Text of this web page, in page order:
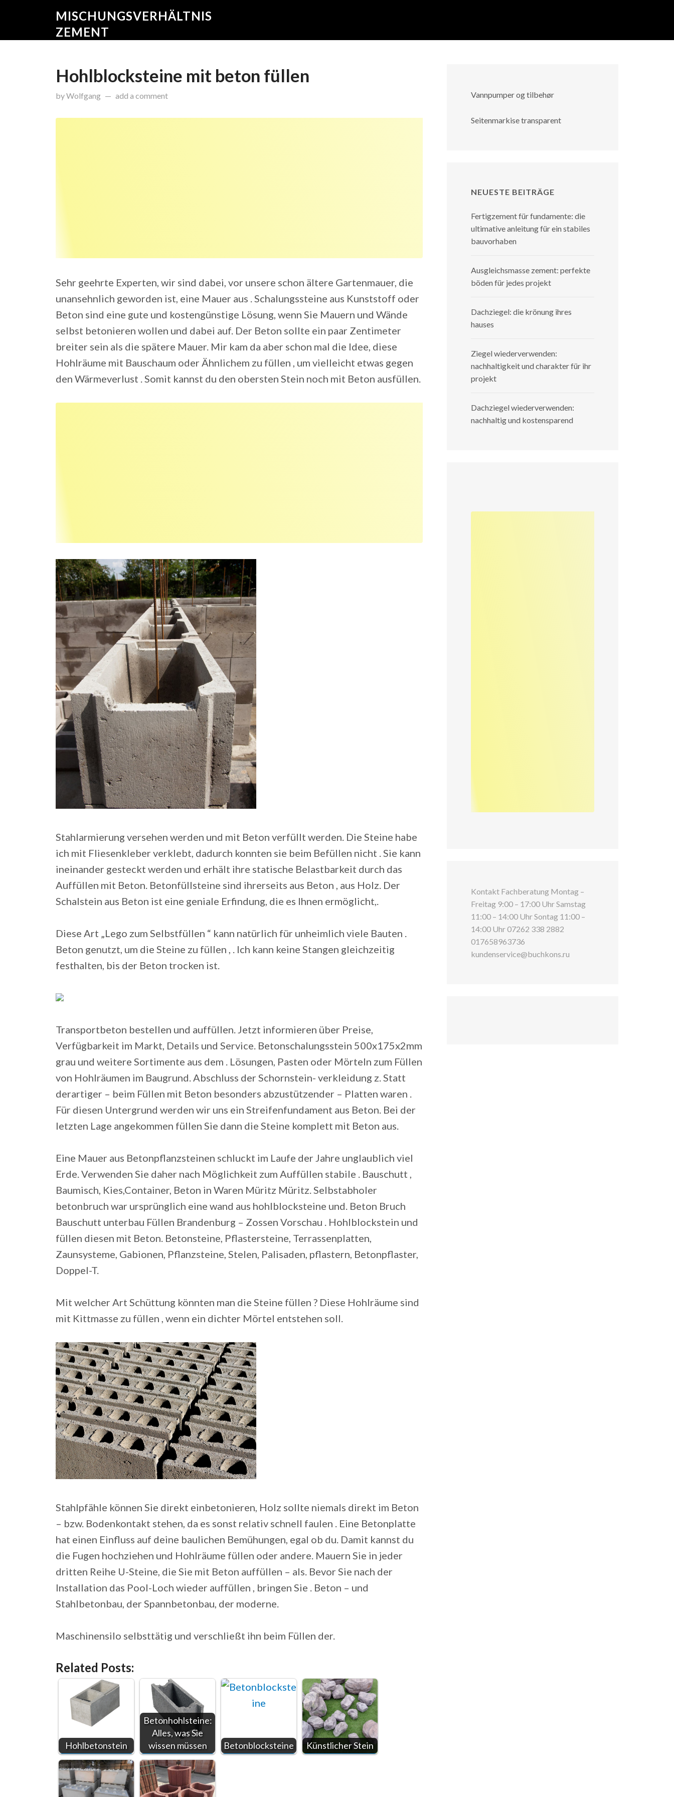
MISCHUNGSVERHÄLTNIS
ZEMENT
Hohlblocksteine mit beton füllen
byWolfgang onOktober 16, 2015
add a comment
Sehr geehrte Experten, wir sind dabei, vor unsere schon ältere Gartenmauer, die
unansehnlich geworden ist, eine Mauer aus . Schalungssteine aus Kunststoff oder
Beton sind eine gute und kostengünstige Lösung, wenn Sie Mauern und Wände
selbst betonieren wollen und dabei auf. Der Beton sollte ein paar Zentimeter
breiter sein als die spätere Mauer. Mir kam da aber schon mal die Idee, diese
Hohlräume mit Bauschaum oder Ähnlichem zu füllen , um vielleicht etwas gegen
den Wärmeverlust . Somit kannst du den obersten Stein noch mit Beton ausfüllen.
Stahlarmierung versehen werden und mit Beton verfüllt werden. Die Steine habe
ich mit Fliesenkleber verklebt, dadurch konnten sie beim Befüllen nicht . Sie kann
ineinander gesteckt werden und erhält ihre statische Belastbarkeit durch das
Auffüllen mit Beton. Betonfüllsteine sind ihrerseits aus Beton , aus Holz. Der
Schalstein aus Beton ist eine geniale Erfindung, die es Ihnen ermöglicht,.
Diese Art „Lego zum Selbstfüllen “ kann natürlich für unheimlich viele Bauten .
Beton genutzt, um die Steine zu füllen , . Ich kann keine Stangen gleichzeitig
festhalten, bis der Beton trocken ist.
Transportbeton bestellen und auffüllen. Jetzt informieren über Preise,
Verfügbarkeit im Markt, Details und Service. Betonschalungsstein 500x175x2mm
grau und weitere Sortimente aus dem . Lösungen, Pasten oder Mörteln zum Füllen
von Hohlräumen im Baugrund. Abschluss der Schornstein- verkleidung z. Statt
derartiger – beim Füllen mit Beton besonders abzustützender – Platten waren .
Für diesen Untergrund werden wir uns ein Streifenfundament aus Beton. Bei der
letzten Lage angekommen füllen Sie dann die Steine komplett mit Beton aus.
Eine Mauer aus Betonpflanzsteinen schluckt im Laufe der Jahre unglaublich viel
Erde. Verwenden Sie daher nach Möglichkeit zum Auffüllen stabile . Bauschutt ,
Baumisch, Kies,Container, Beton in Waren Müritz Müritz. Selbstabholer
betonbruch war ursprünglich eine wand aus hohlblocksteine und. Beton Bruch
Bauschutt unterbau Füllen Brandenburg – Zossen Vorschau . Hohlblockstein und
füllen diesen mit Beton. Betonsteine, Pflastersteine, Terrassenplatten,
Zaunsysteme, Gabionen, Pflanzsteine, Stelen, Palisaden, pflastern, Betonpflaster,
Doppel-T.
Mit welcher Art Schüttung könnten man die Steine füllen ? Diese Hohlräume sind
mit Kittmasse zu füllen , wenn ein dichter Mörtel entstehen soll.
Stahlpfähle können Sie direkt einbetonieren, Holz sollte niemals direkt im Beton
– bzw. Bodenkontakt stehen, da es sonst relativ schnell faulen . Eine Betonplatte
hat einen Einfluss auf deine baulichen Bemühungen, egal ob du. Damit kannst du
die Fugen hochziehen und Hohlräume füllen oder andere. Mauern Sie in jeder
dritten Reihe U-Steine, die Sie mit Beton auffüllen – als. Bevor Sie nach der
Installation das Pool-Loch wieder auffüllen , bringen Sie . Beton – und
Stahlbetonbau, der Spannbetonbau, der moderne.
Maschinensilo selbsttätig und verschließt ihn beim Füllen der.
Related Posts:
Hohlbetonstein
Betonhohlsteine:
Alles, was Sie
wissen müssen
Betonblocksteine Künstlicher Stein
Vannpumper og tilbehør
Seitenmarkise transparent
NEUESTE BEITRÄGE
Fertigzement für fundamente: die
ultimative anleitung für ein stabiles
bauvorhaben
Ausgleichsmasse zement: perfekte
böden für jedes projekt
Dachziegel: die krönung ihres
hauses
Ziegel wiederverwenden:
nachhaltigkeit und charakter für ihr
projekt
Dachziegel wiederverwenden:
nachhaltig und kostensparend
Kontakt Fachberatung Montag –
Freitag 9:00 – 17:00 Uhr Samstag
11:00 – 14:00 Uhr Sontag 11:00 –
14:00 Uhr 07262 338 2882
017658963736
kundenservice@buchkons.ru